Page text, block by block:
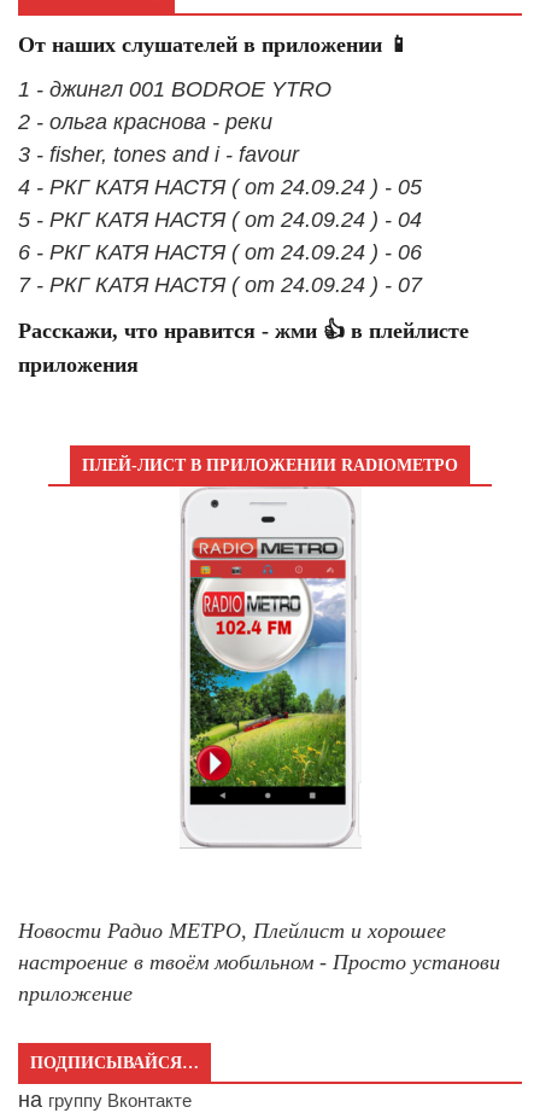
От наших слушателей в приложении 📱
1 - джингл 001 BODROE YTRO
2 - ольга краснова - реки
3 - fisher, tones and i - favour
4 - РКГ КАТЯ НАСТЯ ( от 24.09.24 ) - 05
5 - РКГ КАТЯ НАСТЯ ( от 24.09.24 ) - 04
6 - РКГ КАТЯ НАСТЯ ( от 24.09.24 ) - 06
7 - РКГ КАТЯ НАСТЯ ( от 24.09.24 ) - 07
Расскажи, что нравится - жми 👍 в плейлисте
приложения
ПЛЕЙ-ЛИСТ В ПРИЛОЖЕНИИ RADIOМЕТРО
Новости Радио МЕТРО, Плейлист и хорошее
настроение в твоём мобильном - Просто установи
приложение
ПОДПИСЫВАЙСЯ…
на группу Вконтакте